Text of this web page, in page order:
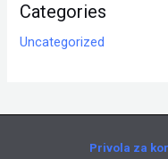
Categories
Uncategorized
Privola za